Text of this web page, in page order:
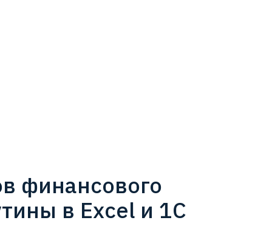
финансового
в Excel и 1С